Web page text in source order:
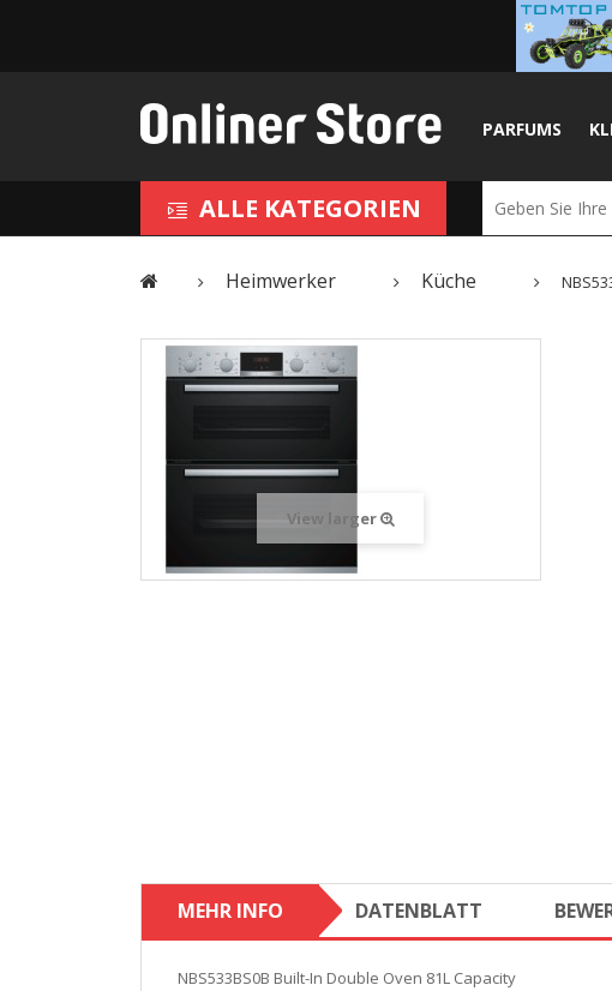
PARFUMS
ALLE KATEGORIEN
Heimwerker Küche
View larger
MEHR INFO DATENBLATT
NBS533BS0B Built-In Double Oven 81L Capacity